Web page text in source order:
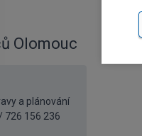
Olomouc
a plánování
726 156 236